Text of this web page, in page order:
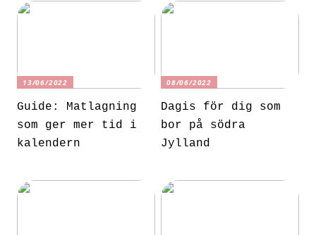
13/06/2022
Guide: Matlagning
som ger mer tid i
kalendern
08/06/2022
Dagis för dig som
bor på södra
Jylland